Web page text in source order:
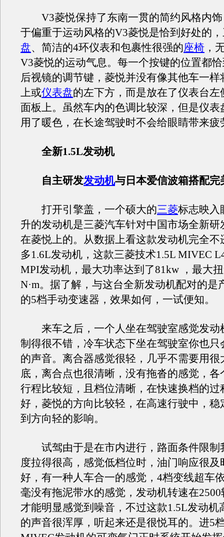
V3菱悦保持了东南一贯的简约风格内饰
于偏重于运动风格的V3菱悦是恰到好处的
盘、简洁的4环仪表和包裹性很强的座椅 ，
V3菱悦的运动气息。每一个按键的位置都
后视镜的调节键，菱悦并没有像其他车一样
上或仪表盘的左下方，而是放在了仪表台左
面板上。虽然车内的色调比较深，但是仪表
用了暖色，在长途驾驶时不会给眼睛带来疲
全新1.5L发动机
自主研发发动机与日本爱信波箱搭配完
打开引擎盖，一个硕大的三菱标志映入
升的发动机是三菱汽车针对中国市场全新研
在菱悦上的。从数据上看这款发动机完全不
多1.6L发动机，这款三菱技术1.5L MIVEC
MPI发动机，最大功率达到了81kw ，最大
N·m。据了解，与这台全新发动机配对的是
的5档手动变速器，效果如何，一试便知。
来车之后，一个人坐在驾驶室感觉发动
制得很不错，冷车状态下坐在驾驶室你也只
的声音。离合器感觉很轻，几乎不需要用很
底，离合点也很清晰，没有拖沓的感觉，各
行程比较短，且档位清晰，在快速换档的过
好，菱悦的方向比较轻，在高速行驶中，稳
到方向轻的影响。
试驾由于是在市内进行，路面条件限制
度拉得很高，感觉低档位时，油门响应很及
好，有一种人车合一的感觉，4档变线超车
毫没有拖泥带水的感觉，发动机转速在
才能明显感觉到噪音，不过这款1.5L发动机
的声音很浑厚，听起来还是很悦耳的。进5